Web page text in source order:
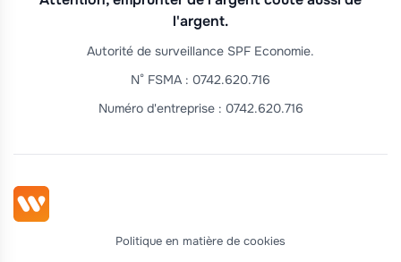
l'argent.
Autorité de surveillance SPF Economie.
N° FSMA : 0742.620.716
Numéro d'entreprise : 0742.620.716
Politique en matière de cookies